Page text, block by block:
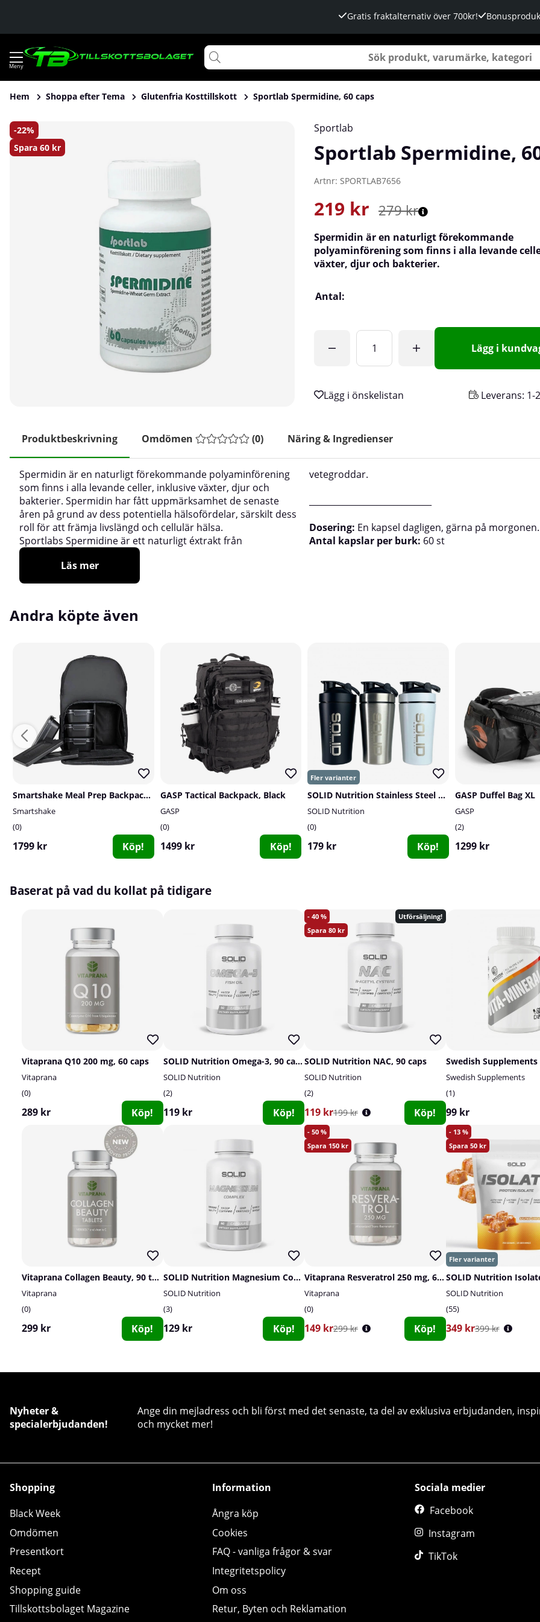
Gratis fraktalternativ över 700kr!
Hem Shoppa efter Tema Glutenfria Kosttillskott Sportlab Spermidine, 60 caps
22
Spara 60 kr
Produktbilder Sportlab Spermidine, 60 caps Sportlab
Sportlab Spermidine,
Artnr: SPORTLAB7656
279kr
219 kr
Spermidin är en naturligt förekommande
polyaminförening som finns i alla levande
växter, djur och bakterier.
Antal:
Lägg i
Leverans: 1-
Produktbeskrivning Omdömen (0) Näring & Ingredienser
Spermidin är en naturligt förekommande polyaminförening
som finns i alla levande celler, inklusive växter, djur och
bakterier. Spermidin har fått uppmärksamhet de senaste
åren på grund av dess potentiella hälsofördelar, särskilt dess
roll för att främja livslängd och cellulär hälsa.
Sportlabs Spermidine är ett naturligt éxtrakt från
vetegroddar.
Dosering: En kapsel dagligen, gärna på morgonen.
Antal kapslar per burk: 60 st
Läs mer
Andra köpte även
Smartshake Meal Prep Backpack, 22 L, Black
Smartshake
0
1799 kr Köp!
GASP Tactical Backpack, Black
GASP
0
1499 kr Köp!
SOLID Nutrition Stainless Steel Shaker, 500 ml
SOLID Nutrition
0
179 kr Köp!
GASP Duffel Bag XL
GASP
2
1299 kr
Baserat på vad du kollat på tidigare
Vitaprana Q10 200 mg, 60 caps
Vitaprana
0
289 kr Köp!
SOLID Nutrition Omega-3, 90 caps
SOLID Nutrition
2
119 kr Köp!
40
80
Utförsäljning!
SOLID Nutrition NAC, 90 caps
SOLID Nutrition
2
119 kr199 kr Köp!
Swedish Supplements
1
99 kr
Vitaprana Collagen Beauty, 90 tabs
Vitaprana
0
299 kr Köp!
SOLID Nutrition Magnesium Complex, 90 caps
SOLID Nutrition
3
129 kr Köp!
50
150
Vitaprana Resveratrol 250 mg, 60 caps
Vitaprana
0
149 kr299 kr Köp!
13
50
SOLID Nutrition
SOLID Nutrition
55
349 kr399 kr
Nyheter &
specialerbjudanden!
Ange din mejladress och bli först med det senaste, ta del av exklusiva erbjudanden,
och mycket mer!
Shopping
Black Week
Omdömen
Presentkort
Recept
Shopping guide
Tillskottsbolaget Magazine
Information
Ångra köp
Cookies
FAQ - vanliga frågor & svar
Integritetspolicy
Om oss
Retur, Byten och Reklamation
Sociala medier
Facebook
Instagram
TikTok